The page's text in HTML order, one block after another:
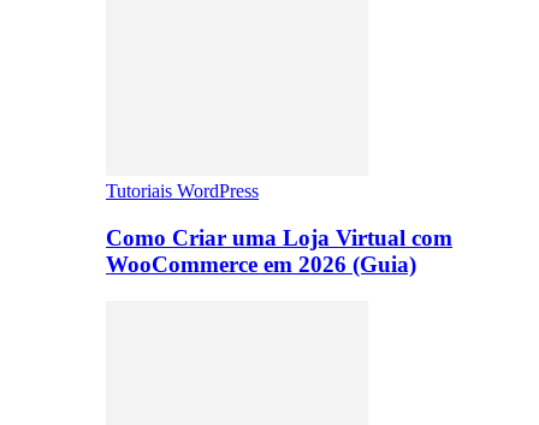
Tutoriais WordPress
Como Criar uma Loja Virtual com
WooCommerce em 2026 (Guia)